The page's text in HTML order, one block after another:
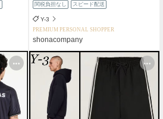
関税負担なし スピード配送
Y-3
PREMIUM PERSONAL SHOPPER
shonacompany